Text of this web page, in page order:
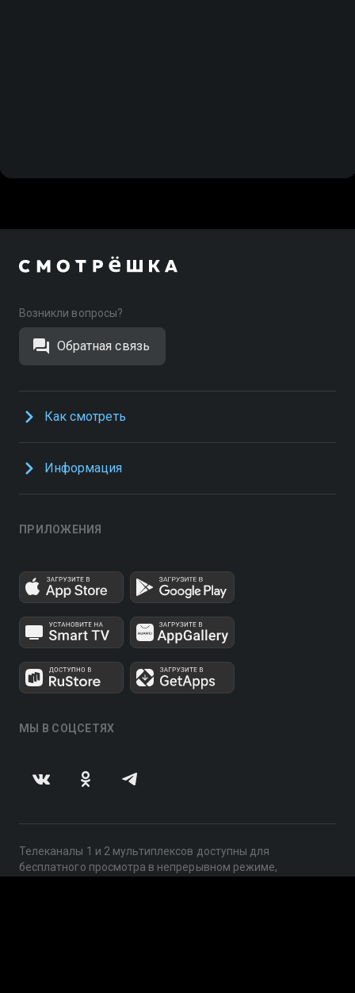
Возникли вопросы?
Обратная связь
Как смотреть
Информация
ПРИЛОЖЕНИЯ
МЫ В СОЦСЕТЯХ
Телеканалы 1 и 2 мультиплексов доступны для
бесплатного просмотра в непрерывном режиме,